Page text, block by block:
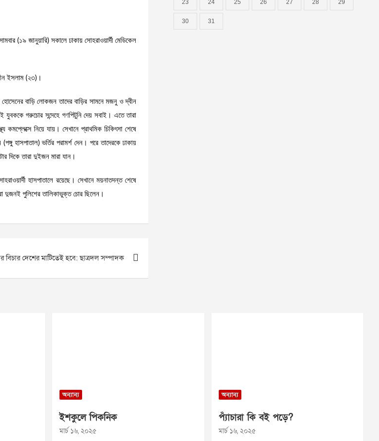
(১৯ জানুয়ারি) সকালে ঢাকায় সোহরাওয়ার্দী মেডিকেল
ইসলাম (২৩)।
হোসেনের বাড়ি লোকজন তাদের বাড়ির সামনে মজনু ও দ্বীন
গরুচোর সন্দেহে গণপিটুনি দেয় সবাই। এতে তারা
নিয়ে যায়। সেখানে প্রাথমিক চিকিৎসা শেষে
হাসপাতাল) ভর্তির পরামর্শ দেন। পরে তাদেরকে ঢাকায়
দিকে তারা দুইজন মারা যান।
হাসপাতালে রয়েছে। সেখানে ময়নাতদন্ত শেষে
দুজনই পুলিশের তালিকাভুক্ত চোর ছিলেন।
দেশের মাটিতেই হবে: ছাত্রদল সম্পাদক
23 24 25 26 27 28 29
30 31
অন্যান্য
ইশকুলে পিকনিক
মার্চ ১৬, ২০২৫
অন্যান্য
প্যাঁচারা কি বই পড়ে?
মার্চ ১৬, ২০২৫